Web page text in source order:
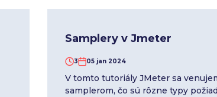
Samplery v Jmeter
3 05 jan 2024
V tomto tutoriály JMeter sa
samplerom, čo sú rôzne typy